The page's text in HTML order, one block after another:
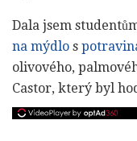
Dala jsem
na mýdlo s
olivového,
Castor, který byl